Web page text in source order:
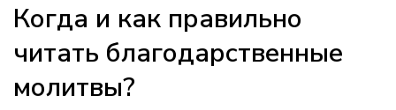
Когда и как правильно
читать благодарственные
молитвы?